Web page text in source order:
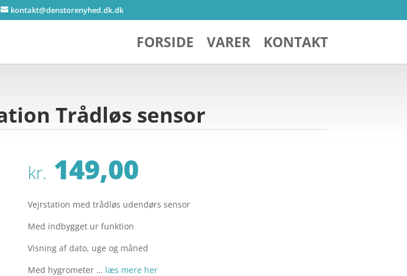
kontakt@denstorenyhed.dk.dk
FORSIDE VARER KONTAKT
Trådløs sensor
kr. 149,00
Vejrstation med trådløs udendørs sensor
Med indbygget ur funktion
Visning af dato, uge og måned
Med hygrometer … læs mere her